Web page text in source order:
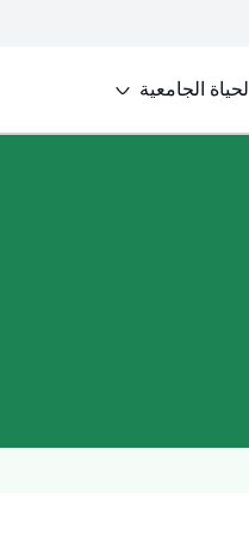
الحياة الجامعية